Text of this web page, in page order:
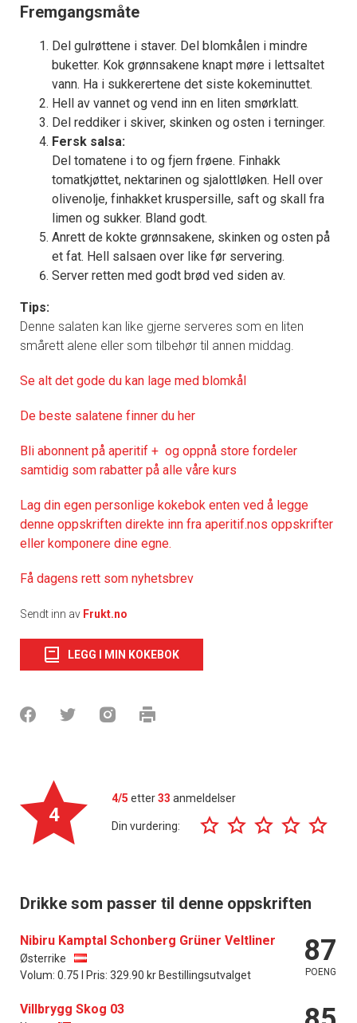
Fremgangsmåte
Del gulrøttene i staver. Del blomkålen i mindre
buketter. Kok grønnsakene knapt møre i lettsaltet
vann. Ha i sukkerertene det siste kokeminuttet.
Hell av vannet og vend inn en liten smørklatt.
Del reddiker i skiver, skinken og osten i terninger.
Fersk salsa:
Del tomatene i to og fjern frøene. Finhakk
tomatkjøttet, nektarinen og sjalottløken. Hell over
olivenolje, finhakket kruspersille, saft og skall fra
limen og sukker. Bland godt.
Anrett de kokte grønnsakene, skinken og osten på
et fat. Hell salsaen over like før servering.
Server retten med godt brød ved siden av.
Tips:
Denne salaten kan like gjerne serveres som en liten
smårett alene eller som tilbehør til annen middag.
Se alt det gode du kan lage med blomkål
De beste salatene finner du her
Bli abonnent på aperitif + og oppnå store fordeler
samtidig som rabatter på alle våre kurs
Lag din egen personlige kokebok enten ved å legge
denne oppskriften direkte inn fra aperitif.nos oppskrifter
eller komponere dine egne.
Få dagens rett som nyhetsbrev
Sendt inn av Frukt.no
LEGG I MIN KOKEBOK
4
4/5 etter33 anmeldelser
Din vurdering:
Drikke som passer til denne oppskriften
Nibiru Kamptal Schonberg Grüner Veltliner
Østerrike
Volum: 0.75 l Pris: 329.90 kr Bestillingsutvalget
87
POENG
Villbrygg Skog 03